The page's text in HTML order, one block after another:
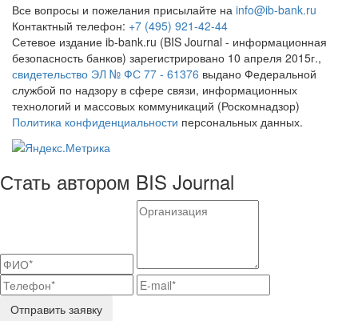
Все вопросы и пожелания присылайте на info@ib-bank.ru
Контактный телефон: +7 (495) 921-42-44
Сетевое издание ib-bank.ru (BIS Journal - информационная
безопасность банков) зарегистрировано 10 апреля 2015г.,
свидетельство ЭЛ № ФС 77 - 61376 выдано Федеральной
службой по надзору в сфере связи, информационных
технологий и массовых коммуникаций (Роскомнадзор)
Политика конфиденциальности персональных данных.
Стать автором BIS Journal
Отправить заявку